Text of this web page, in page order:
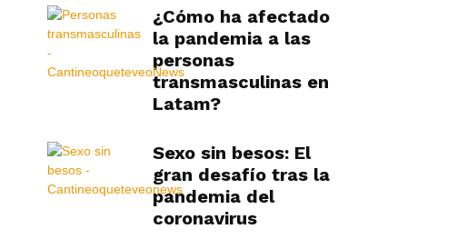
¿Cómo ha afectado
la pandemia a las
personas
transmasculinas en
Latam?
Sexo sin besos: El
gran desafío tras la
pandemia del
coronavirus